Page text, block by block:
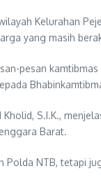
Kelurahan
yang masih
pesan
S.I.K.,
Barat.
Polda NTB, tetapi